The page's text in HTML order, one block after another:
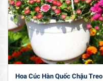
Hoa Cúc Hàn Quốc Chậu Treo